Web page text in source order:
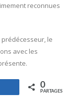
reconnues
prédécesseur, le
avec les
Partagez 0
PARTAGES